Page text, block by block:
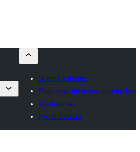
Submit a theme
Empresas de temas comerciais
My favorites
Iniciar sessão